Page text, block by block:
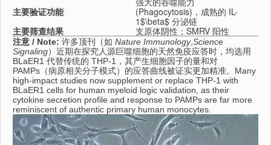
主要验证功能
(Phagocytosis)，成熟的 IL-
1$\beta$ 分泌链
主要筛查结果
支原体阴性；SMRV 阳性
注意 / Note: 许多顶刊（如 Nature Immunology,Science
Signaling）近期在探究人源巨噬细胞的天然免疫应答时， 均选用
BLaER1 代替传统的 THP-1， 其产生细胞因子的量和对
PAMPs（病原相关分子模式）的应答曲线被证实更加精准。 Many
high-impact studies now supplement or replace THP-1 with
BLaER1 cells for human myeloid logic validation, as their
cytokine secretion profile and response to PAMPs are far more
reminiscent of authentic primary human monocytes.